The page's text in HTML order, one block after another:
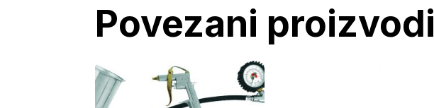
Povezani proizvodi